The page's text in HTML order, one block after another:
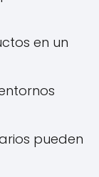
en un
pueden